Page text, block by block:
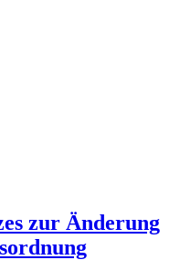
zur Änderung